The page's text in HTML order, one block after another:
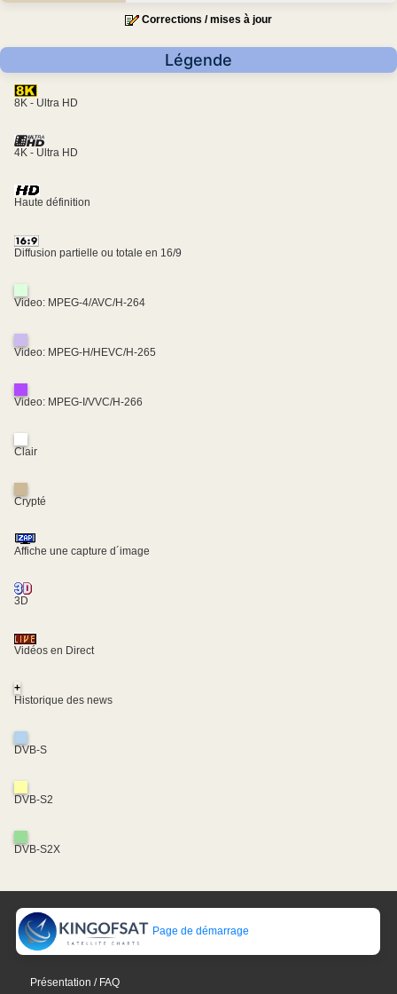
Corrections / mises à jour
Légende
8K - Ultra HD
4K - Ultra HD
Haute définition
Diffusion partielle ou totale en 16/9
Video: MPEG-4/AVC/H-264
Video: MPEG-H/HEVC/H-265
Video: MPEG-I/VVC/H-266
Clair
Crypté
Affiche une capture d´image
3D
Vidéos en Direct
+
Historique des news
DVB-S
DVB-S2
DVB-S2X
Page de démarrage
Présentation / FAQ